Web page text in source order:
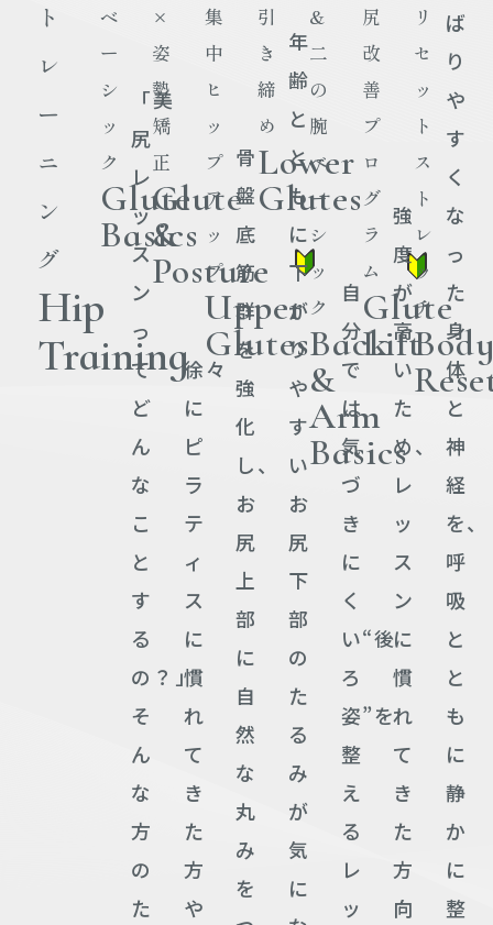
ト
レ
ー
ニ
ン
グ
Hip
Training
ベ
ー
シ
ッ
ク
Glute
Basics
「美
尻
レ
ッ
ス
ン
っ
て
ど
ん
な
こ
と
す
る
の？」
そ
ん
な
方
の
た
×
姿
勢
矯
正
Glute
&
Posture
徐々
に
ピ
ラ
テ
ィ
ス
に
慣
れ
て
き
た
方
や
集
中
ヒ
ッ
プ
ア
ッ
プ
Upper
Glutes
骨
盤
底
筋
群
を
強
化
し、
お
尻
上
部
に
自
然
な
丸
み
を
引
き
締
め
Lower
Glutes
年
齢
と
と
も
に
下
が
り
や
す
い
お
尻
下
部
の
た
る
み
が
気
に
&
二
の
腕
ベ
ー
シ
ッ
ク
Back
&
Arm
Basics
自
分
で
は
気
づ
き
に
く
い“後
ろ
姿”を
整
え
る
レ
ッ
尻
改
善
プ
ロ
グ
ラ
ム
Glute
Lift
強
度
が
高
い
た
め、
レ
ッ
ス
ン
に
慣
れ
て
き
た
方
向
リ
セ
ッ
ト
ス
ト
レ
ッ
チ
ば
り
や
す
く
な
っ
た
身
体
と
神
経
を、
呼
吸
と
と
も
に
静
か
に
整